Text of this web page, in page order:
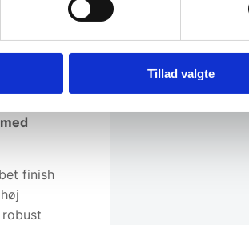
Tillad valgte
den
som også
og
dagligt
finish